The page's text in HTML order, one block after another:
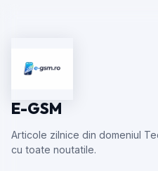
E-GSM
Articole zilnice din domeniul
cu toate noutatile.